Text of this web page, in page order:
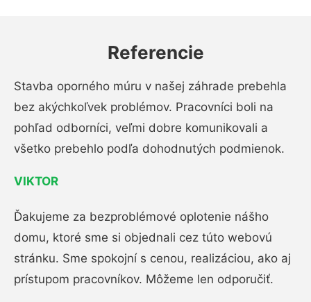
Referencie
Stavba oporného múru v našej záhrade prebehla
bez akýchkoľvek problémov. Pracovníci boli na
pohľad odborníci, veľmi dobre komunikovali a
všetko prebehlo podľa dohodnutých podmienok.
VIKTOR
Ďakujeme za bezproblémové oplotenie nášho
domu, ktoré sme si objednali cez túto webovú
stránku. Sme spokojní s cenou, realizáciou, ako aj
prístupom pracovníkov. Môžeme len odporučiť.